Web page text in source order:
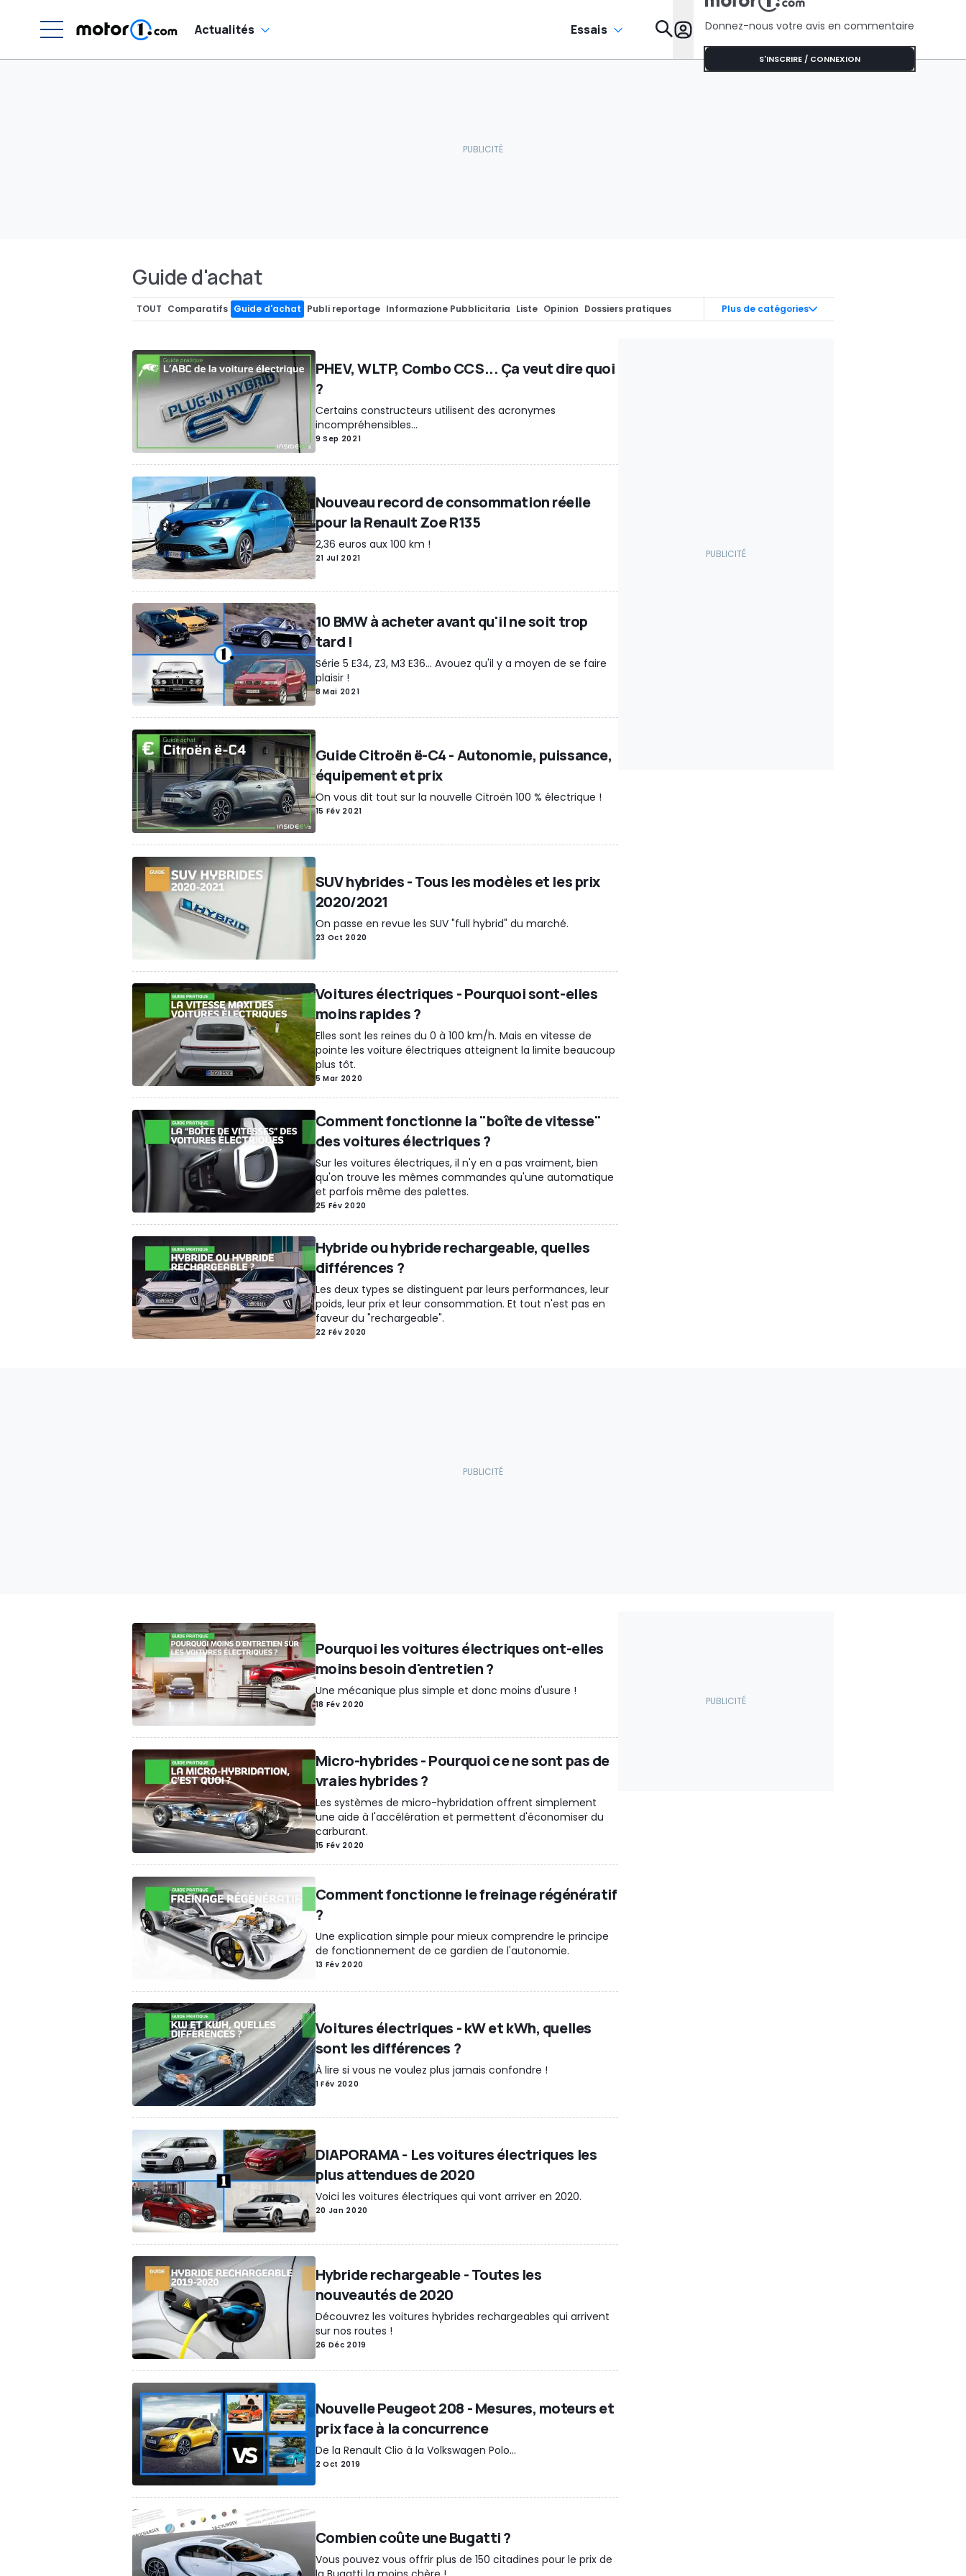
Actualités Essais Donnez-nous votre avis en commentaire
S'INSCRIRE / CONNEXION
Guide d'achat
Plus de catégories
TOUT Comparatifs Guide d'achat Publi reportage Informazione Pubblicitaria Liste Opinion Dossiers pratiques
PHEV, WLTP, Combo CCS... Ça veut dire quoi
?
Certains constructeurs utilisent des acronymes
incompréhensibles...
9 Sep 2021
Nouveau record de consommation réelle
pour la Renault Zoe R135
2,36 euros aux 100 km !
21 Jul 2021
10 BMW à acheter avant qu'il ne soit trop
tard !
Série 5 E34, Z3, M3 E36... Avouez qu'il y a moyen de se faire
plaisir !
8 Mai 2021
Guide Citroën ë-C4 - Autonomie, puissance,
équipement et prix
On vous dit tout sur la nouvelle Citroën 100 % électrique !
15 Fév 2021
SUV hybrides - Tous les modèles et les prix
2020/2021
On passe en revue les SUV "full hybrid" du marché.
23 Oct 2020
Voitures électriques - Pourquoi sont-elles
moins rapides ?
Elles sont les reines du 0 à 100 km/h. Mais en vitesse de
pointe les voiture électriques atteignent la limite beaucoup
plus tôt.
5 Mar 2020
Comment fonctionne la "boîte de vitesse"
des voitures électriques ?
Sur les voitures électriques, il n'y en a pas vraiment, bien
qu'on trouve les mêmes commandes qu'une automatique
et parfois même des palettes.
25 Fév 2020
Hybride ou hybride rechargeable, quelles
différences ?
Les deux types se distinguent par leurs performances, leur
poids, leur prix et leur consommation. Et tout n'est pas en
faveur du "rechargeable".
22 Fév 2020
Pourquoi les voitures électriques ont-elles
moins besoin d'entretien ?
Une mécanique plus simple et donc moins d'usure !
18 Fév 2020
Micro-hybrides - Pourquoi ce ne sont pas de
vraies hybrides ?
Les systèmes de micro-hybridation offrent simplement
une aide à l'accélération et permettent d'économiser du
carburant.
15 Fév 2020
Comment fonctionne le freinage régénératif
?
Une explication simple pour mieux comprendre le principe
de fonctionnement de ce gardien de l'autonomie.
13 Fév 2020
Voitures électriques - kW et kWh, quelles
sont les différences ?
À lire si vous ne voulez plus jamais confondre !
1 Fév 2020
DIAPORAMA - Les voitures électriques les
plus attendues de 2020
Voici les voitures électriques qui vont arriver en 2020.
20 Jan 2020
Hybride rechargeable - Toutes les
nouveautés de 2020
Découvrez les voitures hybrides rechargeables qui arrivent
sur nos routes !
26 Déc 2019
Nouvelle Peugeot 208 - Mesures, moteurs et
prix face à la concurrence
De la Renault Clio à la Volkswagen Polo...
2 Oct 2019
Combien coûte une Bugatti ?
Vous pouvez vous offrir plus de 150 citadines pour le prix de